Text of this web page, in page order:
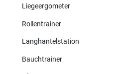
Liegeergometer
Rollentrainer
Langhantelstation
Bauchtrainer